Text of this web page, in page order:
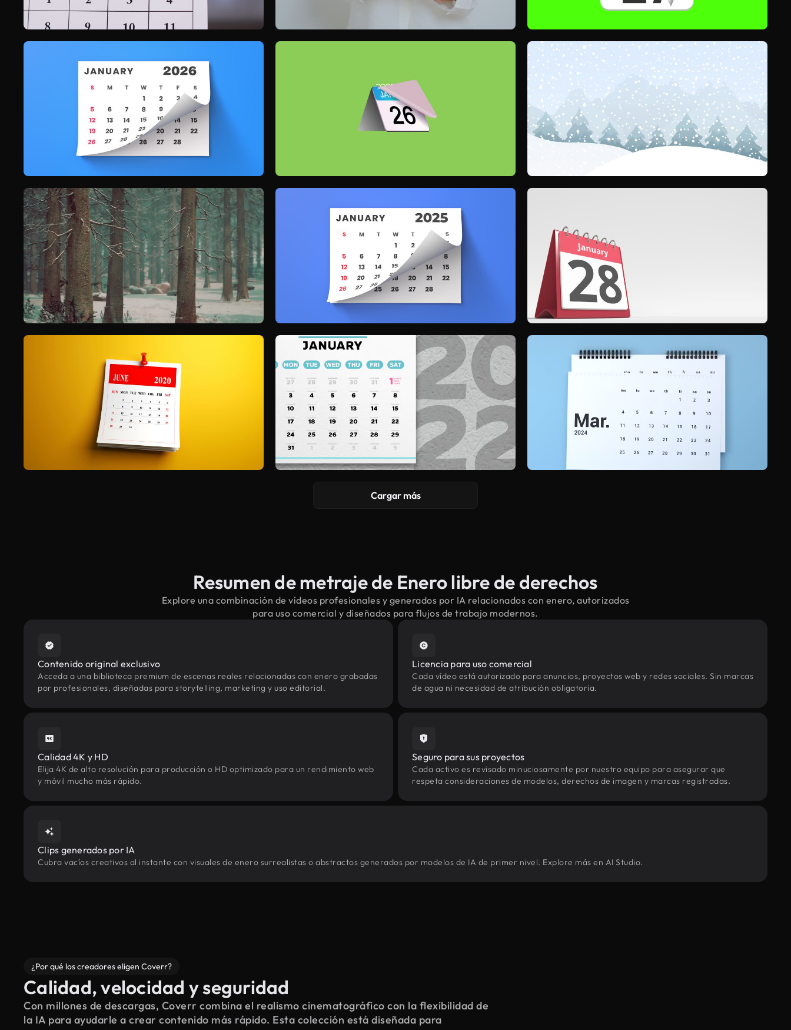
Cargar más
Resumen de metraje de Enero libre de derechos
Explore una combinación de vídeos profesionales y generados por IA relacionados con enero, autorizados
para uso comercial y diseñados para flujos de trabajo modernos.
Contenido original exclusivo
Acceda a una biblioteca premium de escenas reales relacionadas con enero grabadas
por profesionales, diseñadas para storytelling, marketing y uso editorial.
Licencia para uso comercial
Cada vídeo está autorizado para anuncios, proyectos web y redes sociales. Sin marcas
de agua ni necesidad de atribución obligatoria.
Calidad 4K y HD
Elija 4K de alta resolución para producción o HD optimizado para un rendimiento web
y móvil mucho más rápido.
Seguro para sus proyectos
Cada activo es revisado minuciosamente por nuestro equipo para asegurar que
respeta consideraciones de modelos, derechos de imagen y marcas registradas.
Clips generados por IA
Cubra vacíos creativos al instante con visuales de enero surrealistas o abstractos generados por modelos de IA de primer nivel. Explore más en AI Studio.
¿Por qué los creadores eligen Coverr?
Calidad, velocidad y seguridad
Con millones de descargas, Coverr combina el realismo cinematográfico con la flexibilidad de
la IA para ayudarle a crear contenido más rápido. Esta colección está diseñada para